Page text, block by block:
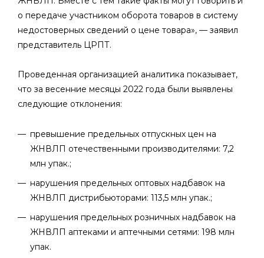
о передаче участником оборота товаров в систему
недостоверных сведений о цене товара», — заявил
представитель ЦРПТ.
Проведенная организацией аналитика показывает,
что за весенние месяцы 2022 года были выявлены
следующие отклонения:
превышение предельных отпускных цен на
ЖНВЛП отечественными производителями: 7,2
млн упак.;
нарушения предельных оптовых надбавок на
ЖНВЛП дистрибьюторами: 113,5 млн упак.;
нарушения предельных розничных надбавок на
ЖНВЛП аптеками и аптечными сетями: 198 млн
упак.